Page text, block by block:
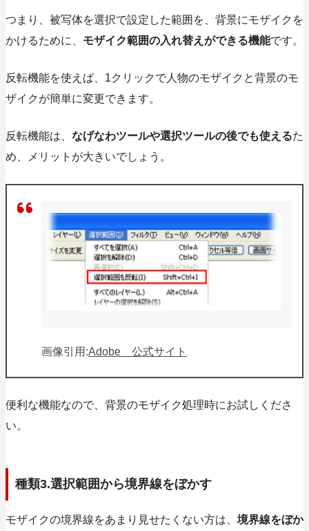
つまり、被写体を選択で設定した範囲を、背景にモザイクを
かけるために、 モザイク範囲の入れ替えができる機能です。
反転機能を使えば、1クリックで人物のモザイクと背景のモ
ザイクが簡単に変更できます。
反転機能は、 なげなわツールや選択ツールの後でも使えるた
め、メリットが大きいでしょう。
画像引用:Adobe 公式サイト
便利な機能なので、背景のモザイク処理時にお試しくださ
い。
種類3.選択範囲から境界線をぼかす
モザイクの境界線をあまり見せたくない方は、 境界線をぼか